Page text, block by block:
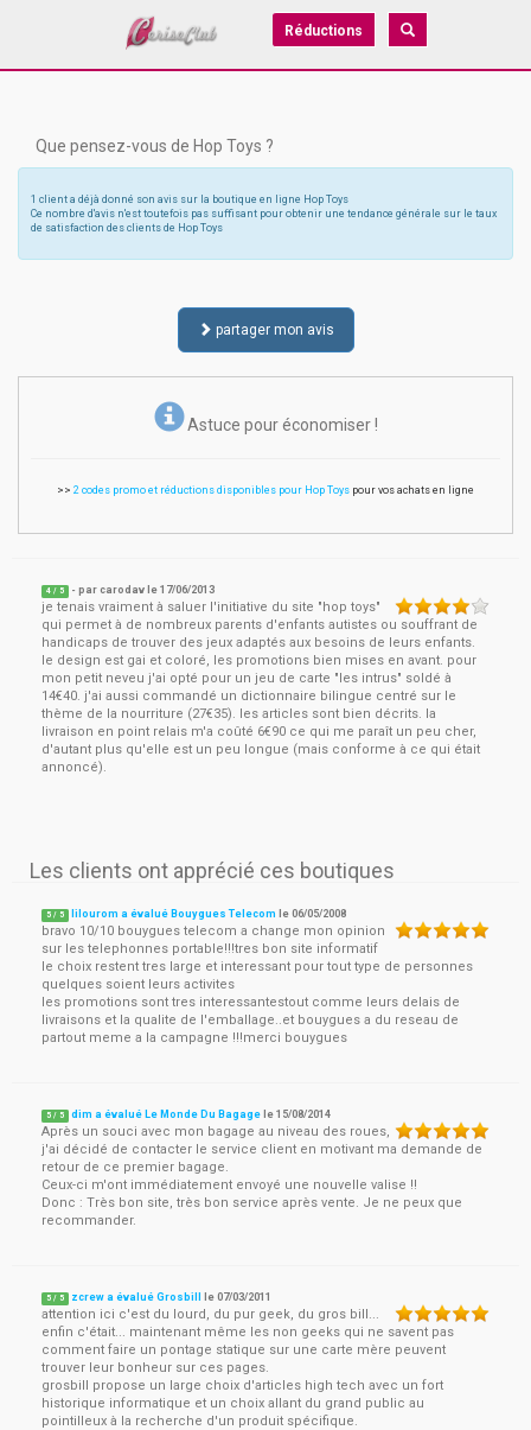
Réductions
Que pensez-vous de Hop Toys ?
1 client a déjà donné son avis sur la boutique en ligne Hop Toys
Ce nombre d'avis n'est toutefois pas suffisant pour obtenir une tendance générale sur le taux
de satisfaction des clients de Hop Toys
partager mon avis
Astuce pour économiser !
>> 2 codes promo et réductions disponibles pour Hop Toys pour vos achats en ligne
4 / 5 - parcarodav le17/06/2013
je tenais vraiment à saluer l'initiative du site "hop toys"
qui permet à de nombreux parents d'enfants autistes ou souffrant de
handicaps de trouver des jeux adaptés aux besoins de leurs enfants.
le design est gai et coloré, les promotions bien mises en avant. pour
mon petit neveu j'ai opté pour un jeu de carte "les intrus" soldé à
14€40. j'ai aussi commandé un dictionnaire bilingue centré sur le
thème de la nourriture (27€35). les articles sont bien décrits. la
livraison en point relais m'a coûté 6€90 ce qui me paraît un peu cher,
d'autant plus qu'elle est un peu longue (mais conforme à ce qui était
annoncé).
Les clients ont apprécié ces boutiques
5 / 5 lilourom a évalué Bouygues Telecom le06/05/2008
bravo 10/10 bouygues telecom a change mon opinion
sur les telephonnes portable!!!tres bon site informatif
le choix restent tres large et interessant pour tout type de personnes
quelques soient leurs activites
les promotions sont tres interessantestout comme leurs delais de
livraisons et la qualite de l'emballage..et bouygues a du reseau de
partout meme a la campagne !!!merci bouygues
5 / 5 dim a évalué Le Monde Du Bagage le15/08/2014
Après un souci avec mon bagage au niveau des roues,
j'ai décidé de contacter le service client en motivant ma demande de
retour de ce premier bagage.
Ceux-ci m'ont immédiatement envoyé une nouvelle valise !!
Donc : Très bon site, très bon service après vente. Je ne peux que
recommander.
5 / 5 zcrew a évalué Grosbill le07/03/2011
attention ici c'est du lourd, du pur geek, du gros bill...
enfin c'était... maintenant même les non geeks qui ne savent pas
comment faire un pontage statique sur une carte mère peuvent
trouver leur bonheur sur ces pages.
grosbill propose un large choix d'articles high tech avec un fort
historique informatique et un choix allant du grand public au
pointilleux à la recherche d'un produit spécifique.